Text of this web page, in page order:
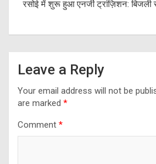
रसोई में शुरू हुआ एनर्जी ट्रांज़िशन:
Leave a Reply
Your email address will not be
are marked *
Comment *